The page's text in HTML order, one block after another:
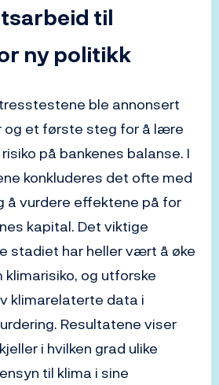
til
ny politikk
ble annonsert
og et første steg for å lære
på bankenes balanse. I
konkluderes det ofte med
å vurdere effektene på for
kapital. Det viktige
stadiet har heller vært å øke
og utforske
klimarelaterte data i
Resultatene viser
i hvilken grad ulike
til klima i sine